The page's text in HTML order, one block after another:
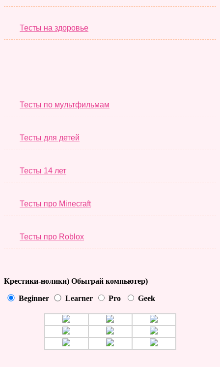
Тесты на здоровье
Тесты по мультфильмам
Тесты для детей
Тесты 14 лет
Тесты про Minecraft
Тесты про Roblox
Крестики-нолики) Обыграй компьютер)
Beginner Learner Pro Geek